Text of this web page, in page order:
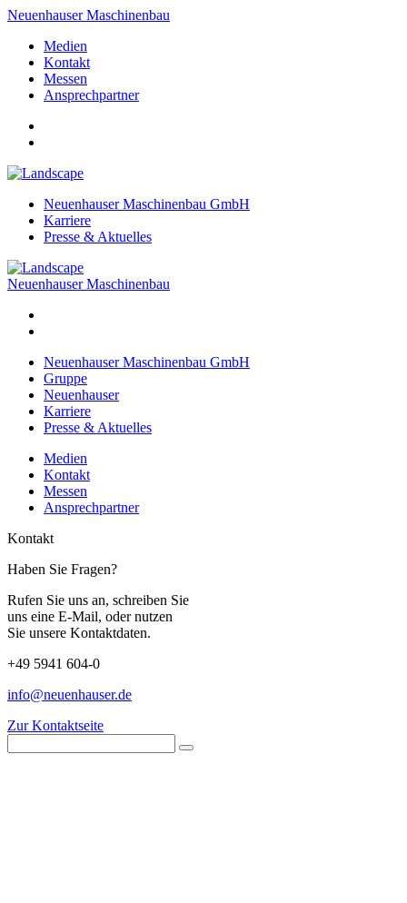
Neuenhauser Maschinenbau
Medien
Kontakt
Messen
Ansprechpartner
Neuenhauser Maschinenbau GmbH
Karriere
Presse & Aktuelles
Neuenhauser Maschinenbau
Neuenhauser Maschinenbau GmbH
Gruppe
Neuenhauser
Karriere
Presse & Aktuelles
Medien
Kontakt
Messen
Ansprechpartner
Kontakt
Haben Sie Fragen?
Rufen Sie uns an, schreiben Sie
uns eine E-Mail, oder nutzen
Sie unsere Kontaktdaten.
+49 5941 604-0
info@neuenhauser.de
Zur Kontaktseite